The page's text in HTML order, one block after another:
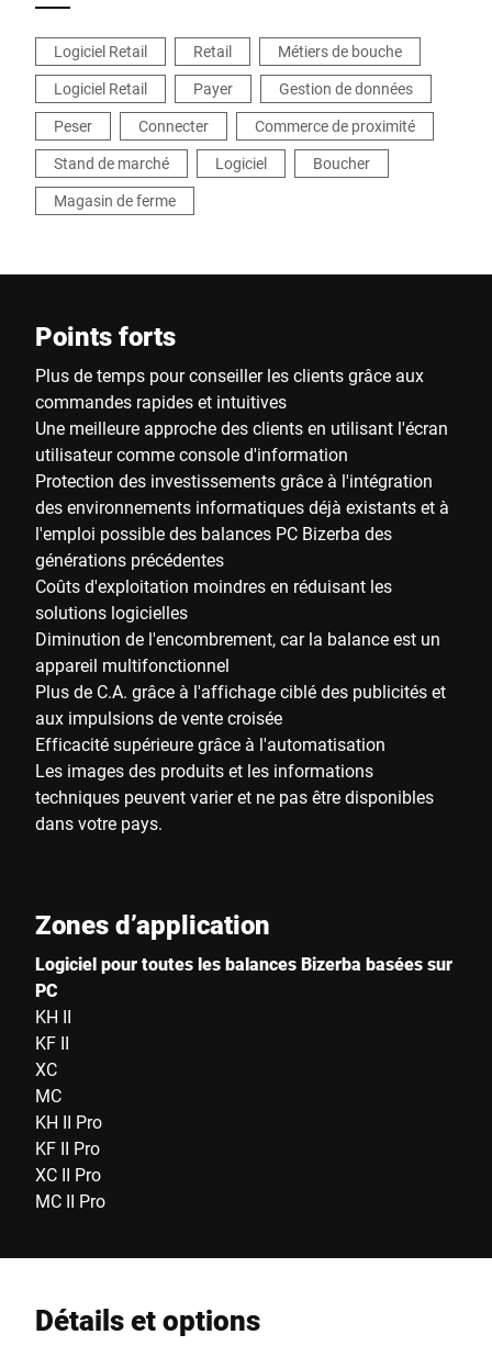
Logiciel Retail Retail
Métiers de bouche
Logiciel Retail
Payer
Gestion de données
Peser
Connecter
Commerce de proximité
Stand de marché
Logiciel
Boucher
Magasin de ferme
Points forts
Plus de temps pour conseiller les clients grâce aux
commandes rapides et intuitives
Une meilleure approche des clients en utilisant l'écran
utilisateur comme console d'information
Protection des investissements grâce à l'intégration
des environnements informatiques déjà existants et à
l'emploi possible des balances PC Bizerba des
générations précédentes
Coûts d'exploitation moindres en réduisant les
solutions logicielles
Diminution de l'encombrement, car la balance est un
appareil multifonctionnel
Plus de C.A. grâce à l'affichage ciblé des publicités et
aux impulsions de vente croisée
Efficacité supérieure grâce à l'automatisation
Les images des produits et les informations
techniques peuvent varier et ne pas être disponibles
dans votre pays.
Zones d’application
Logiciel pour toutes les balances Bizerba basées sur
PC
KH II
KF II
XC
MC
KH II Pro
KF II Pro
XC II Pro
MC II Pro
Détails et options